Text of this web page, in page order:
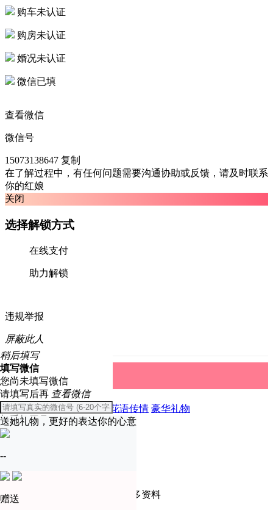
购车未认证
购房未认证
婚况未认证
微信已填
查看微信
微信号
15073138647 复制
在了解过程中，有任何问题需要沟通协助或反馈，请及时联系
你的红娘
关闭
选择解锁方式
在线支付
助力解锁
违规举报
屏蔽此人
取消
稍后填写
填写微信
您尚未填写微信
请填写后再 查看微信
与手机同号
礼物中心
全部 精美礼物 爱恋表白 花语传情 豪华礼物
送她礼物，更好的表达你的心意
--
赠送
温馨提示
只有实名认证会员才可查看更多资料